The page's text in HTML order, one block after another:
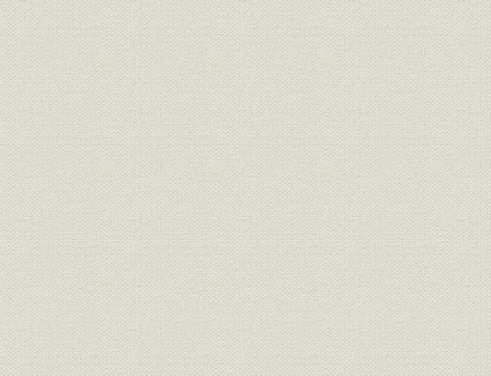
2)支店の窮状と南海野球場工事の受注
3)ふたたび人員整理による再建・合理化
6 朝鮮戦争と当社の経営状態
1)特需ブームによる活況
2)昭和20~25年の経営状態
外地から引き揚げる社員
間組精神と社長の変遷
第2節 進駐軍工事の獲得
1 進駐軍工事の開始